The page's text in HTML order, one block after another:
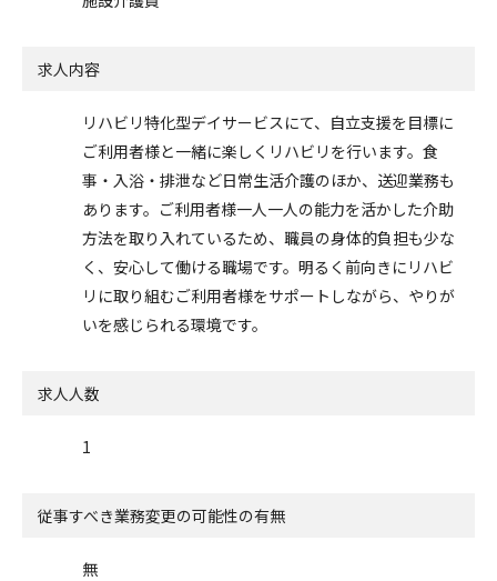
求人内容
リハビリ特化型デイサービスにて、自立支援を目標に
ご利用者様と一緒に楽しくリハビリを行います。食
事・入浴・排泄など日常生活介護のほか、送迎業務も
あります。ご利用者様一人一人の能力を活かした介助
方法を取り入れているため、職員の身体的負担も少な
く、安心して働ける職場です。明るく前向きにリハビ
リに取り組むご利用者様をサポートしながら、やりが
いを感じられる環境です。
求人人数
1
従事すべき業務変更の可能性の有無
無